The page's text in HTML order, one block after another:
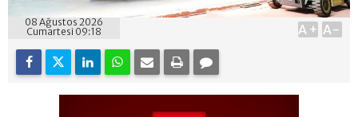
08 Ağustos 2026
Cumartesi 09:18
A+ A-